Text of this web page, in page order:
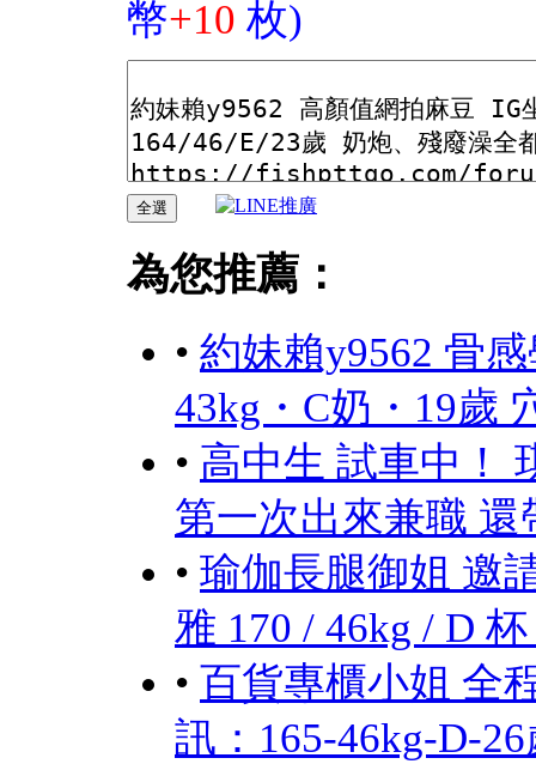
幣+10 枚)
為您推薦：
• 約妹賴y9562 骨
43kg・C奶・19歲
• 高中生 試車中！
第一次出來兼職 還
• 瑜伽長腿御姐 邀
雅 170 / 46kg / D
• 百貨專櫃小姐 全
訊：165-46kg-D-26